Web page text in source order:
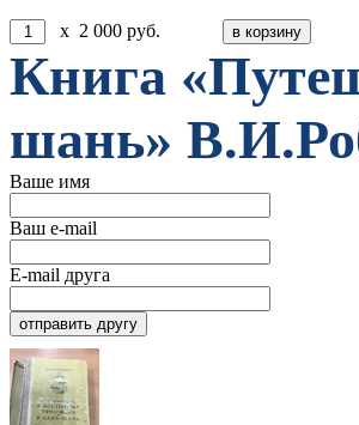
x 2 000 руб.
Книга
шань»
Ваше имя
Ваш e-mail
E-mail друга